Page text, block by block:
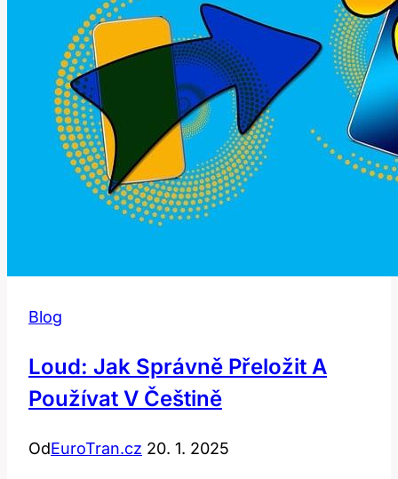
Blog
Loud: Jak Správně Přeložit A
Používat V Češtině
OdEuroTran.cz 20. 1. 2025